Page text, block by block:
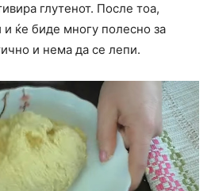
глутенот. После тоа,
ќе биде многу полесно за
и нема да се лепи.